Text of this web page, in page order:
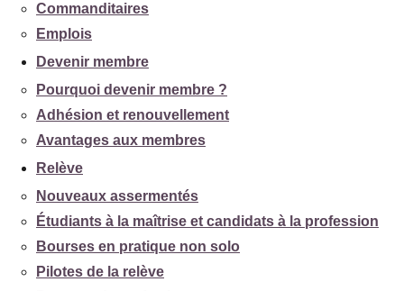
Commanditaires
Emplois
Devenir membre
Pourquoi devenir membre ?
Adhésion et renouvellement
Avantages aux membres
Relève
Nouveaux assermentés
Étudiants à la maîtrise et candidats à la profession
Bourses en pratique non solo
Pilotes de la relève